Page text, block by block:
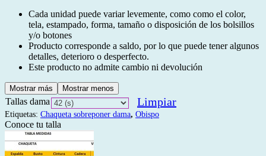
Cada unidad puede variar levemente, como como el color,
tela, estampado, forma, tamaño o disposición de los bolsillos
y/o botones
Producto corresponde a saldo, por lo que puede tener algunos
detalles, deterioro o desperfecto.
Este producto no admite cambio ni devolución
Mostrar más Mostrar menos
Tallas dama Limpiar
Etiquetas: Chaqueta sobreponer dama, Obispo
Conoce tu talla